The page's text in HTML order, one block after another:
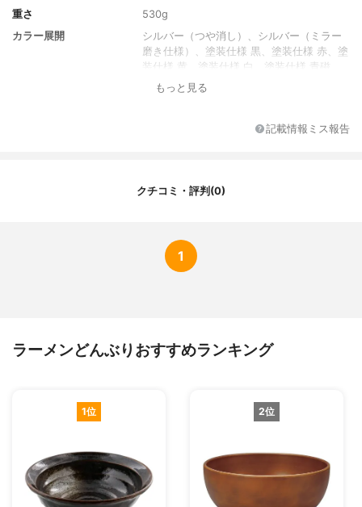
重さ
530g
カラー展開
シルバー（つや消し）、シルバー（ミラー
磨き仕様）、塗装仕様 黒、塗装仕様 赤、塗
装仕様 黄、塗装仕様 白、塗装仕様 青磁、
ヴィンテージ
もっと見る
記載情報ミス報告
クチコミ・評判(0)
1
ラーメンどんぶりおすすめランキング
1位 2位